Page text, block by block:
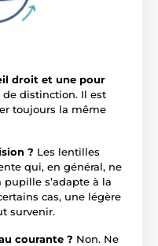
droit et une pour
de distinction. Il est
toujours la même
? Les lentilles
qui, en général, ne
s’adapte à la
cas, une légère
survenir.
courante ? Non. Ne